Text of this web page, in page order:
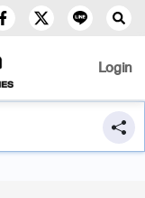
Login